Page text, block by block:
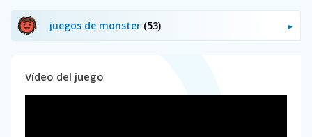
juegos de monster (53)
Vídeo del juego